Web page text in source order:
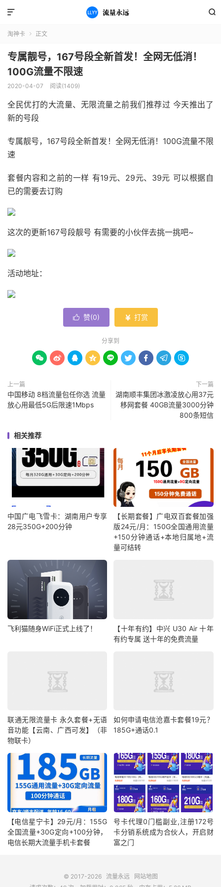


淘神卡  正文
专属靓号，167号段全新首发！全网无低消！
100G流量不限速
2020-04-07 阅读(1409)
全民优打的大流量、无限流量之前我们推荐过 今天推出了
新的号段
专属靓号，167号段全新首发！全网无低消！100G流量不限
速
套餐内容和之前的一样 有19元、29元、39元 可以根据自
已的需要去订购
这次的更新167号段靓号 有需要的小伙伴去挑一挑吧~
活动地址：
 赞(0)  打赏
分享到
        
上一篇
中国移动 8档流量包任你选 流量
放心用最低5G后限速1Mbps
下一篇
湖南顺丰集团冰激凌放心用37元
移网套餐 40GB流量3000分钟
800条短信
相关推荐
中国广电飞雪卡：湖南用户专享
28元350G+200分钟
【长期套餐】广电双百套餐加强
版24元/月：150G全国通用流量
+150分钟通话+本地归属地+流
量可结转
飞利猫随身WiFi正式上线了！
【十年有约】中兴 U30 Air 十年
有约专属 送十年的免费流量
联通无限流量卡 永久套餐+无语
音功能【云南、广西可发】（非
物联卡）
如何申请电信沧嘉卡套餐19元？
185G+通话0.1
【电信星宁卡】29元/月：155G
全国流量+30G定向+100分钟，
电信长期大流量手机卡套餐
号卡代理0门槛副业,注册172号
卡分销系统成为合伙人，开启财
富之门
© 2017-2026 流量永远
网站地图